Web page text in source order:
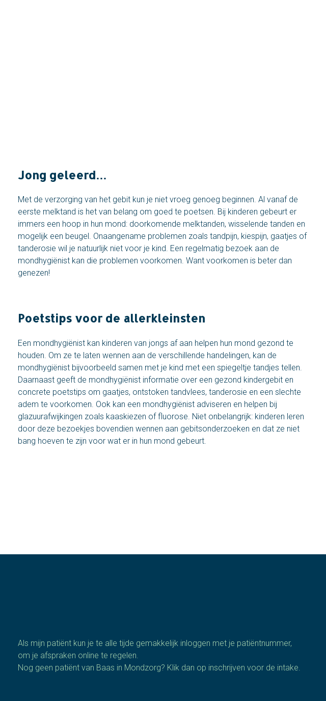
Jong geleerd…
Met de verzorging van het gebit kun je niet vroeg genoeg beginnen. Al vanaf de
eerste melktand is het van belang om goed te poetsen. Bij kinderen gebeurt er
immers een hoop in hun mond: doorkomende melktanden, wisselende tanden en
mogelijk een beugel. Onaangename problemen zoals tandpijn, kiespijn, gaatjes of
tanderosie wil je natuurlijk niet voor je kind. Een regelmatig bezoek aan de
mondhygiënist kan die problemen voorkomen. Want voorkomen is beter dan
genezen!
Poetstips voor de allerkleinsten
Een mondhygiënist kan kinderen van jongs af aan helpen hun mond gezond te
houden. Om ze te laten wennen aan de verschillende handelingen, kan de
mondhygiënist bijvoorbeeld samen met je kind met een spiegeltje tandjes tellen.
Daarnaast geeft de mondhygiënist informatie over een gezond kindergebit en
concrete poetstips om gaatjes, ontstoken tandvlees, tanderosie en een slechte
adem te voorkomen. Ook kan een mondhygiënist adviseren en helpen bij
glazuurafwijkingen zoals kaaskiezen of fluorose. Niet onbelangrijk: kinderen leren
door deze bezoekjes bovendien wennen aan gebitsonderzoeken en dat ze niet
bang hoeven te zijn voor wat er in hun mond gebeurt.
Als mijn patiënt kun je te alle tijde gemakkelijk inloggen met je patiëntnummer,
om je afspraken online te regelen.
Nog geen patiënt van Baas in Mondzorg? Klik dan op inschrijven voor de intake.